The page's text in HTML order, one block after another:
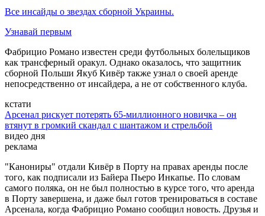
Все инсайды о звездах сборной Украины.
Узнавай первым
Фабрицио Романо известен среди футбольных болельщиков
как трансферный оракул. Однако оказалось, что защитник
сборной Польши Якуб Кивёр также узнал о своей аренде
непосредственно от инсайдера, а не от собственного клуба.
кстати
Арсенал рискует потерять 65-миллионного новичка – он
втянут в громкий скандал с шантажом и стрельбой
видео дня
реклама
"Канониры" отдали Кивёр в Порту на правах аренды после
того, как подписали из Байера Пьеро Инкапье. По словам
самого поляка, он не был полностью в курсе того, что аренда
в Порту завершена, и даже был готов тренироваться в составе
Арсенала, когда Фабрицио Романо сообщил новость. Друзья и